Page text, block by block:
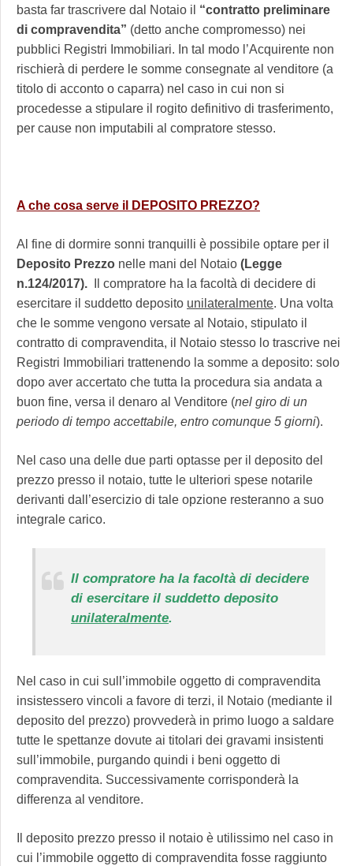
basta far trascrivere dal Notaio il “contratto preliminare
di compravendita” (detto anche compromesso) nei
pubblici Registri Immobiliari. In tal modo l’Acquirente non
rischierà di perdere le somme consegnate al venditore (a
titolo di acconto o caparra) nel caso in cui non si
procedesse a stipulare il rogito definitivo di trasferimento,
per cause non imputabili al compratore stesso.
A che cosa serve il DEPOSITO PREZZO?
Al fine di dormire sonni tranquilli è possibile optare per il
Deposito Prezzo nelle mani del Notaio (Legge
n.124/2017).
Il compratore ha la facoltà di decidere di
esercitare il suddetto deposito unilateralmente. Una volta
che le somme vengono versate al Notaio, stipulato il
contratto di compravendita, il Notaio stesso lo trascrive nei
Registri Immobiliari trattenendo la somme a deposito: solo
dopo aver accertato che tutta la procedura sia andata a
buon fine, versa il denaro al Venditore (nel giro di un
periodo di tempo accettabile, entro comunque 5 giorni).
Nel caso una delle due parti optasse per il deposito del
prezzo presso il notaio, tutte le ulteriori spese notarile
derivanti dall’esercizio di tale opzione resteranno a suo
integrale carico.
Il compratore ha la facoltà di decidere
di esercitare il suddetto deposito
unilateralmente.
Nel caso in cui sull’immobile oggetto di compravendita
insistessero vincoli a favore di terzi, il Notaio (mediante il
deposito del prezzo) provvederà in primo luogo a saldare
tutte le spettanze dovute ai titolari dei gravami insistenti
sull’immobile, purgando quindi i beni oggetto di
compravendita. Successivamente corrisponderà la
differenza al venditore.
Il deposito prezzo presso il notaio è utilissimo nel caso in
cui l’immobile oggetto di compravendita fosse raggiunto